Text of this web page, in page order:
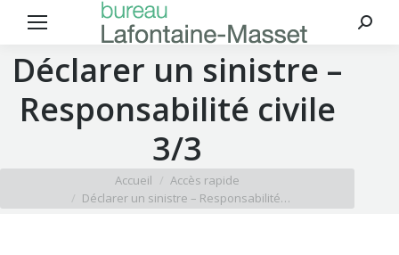
Déclarer un sinistre –
Responsabilité civile
3/3
Accueil
Accès rapide
Déclarer un sinistre – Responsabilité…